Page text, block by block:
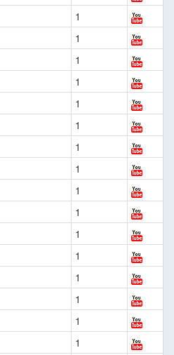
1
1
1
1
1
1
1
1
1
1
1
1
1
1
1
1